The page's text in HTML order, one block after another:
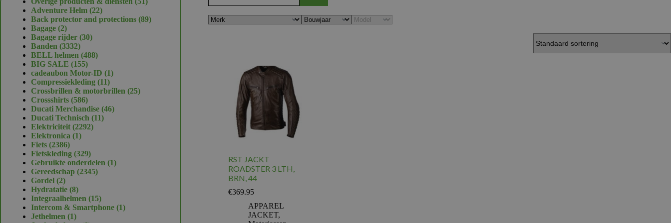
RST JACKT
ROADSTER 3 LTH,
BRN, 44
€369.95
APPAREL
JACKET,
Adventure Helm 2222
producten
Back protector and protections 8989
Bagage 22
producten
Bagage rijder 3030
Banden 33323332
producten
BELL helmen 488488
BIG SALE 155155
producten
cadeaubon Motor-ID 11
Compressiekleding 1111
producten
Crossbrillen & motorbrillen 2525
Crossshirts 586586
producten
Ducati Merchandise 4646
Ducati Technisch 1111
Elektriciteit 22922292
Elektronica 11
Fiets 23862386
producten
Fietskleding 329329
producten
Gebruikte onderdelen 11
Gereedschap 23452345
Gordel 22
producten
Hydratatie 88
producten
Integraalhelmen 1515
producten
Intercom & Smartphone 11
Jethelmen 11